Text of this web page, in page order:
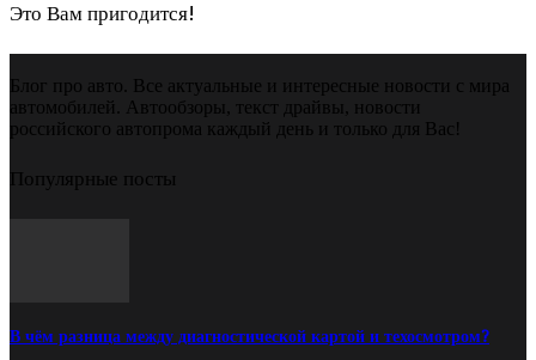
Это Вам пригодится!
Блог про авто. Все актуальные и интересные новости с мира
автомобилей. Автообзоры, текст драйвы, новости
российского автопрома каждый день и только для Вас!
Популярные посты
В чём разница между диагностической картой и техосмотром?